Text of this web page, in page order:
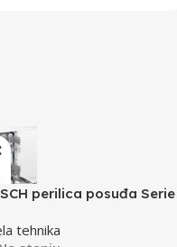
perilica posuđa Serie
tehnika